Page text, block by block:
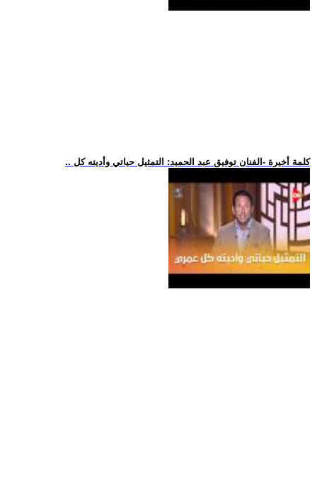
.. كلمة أخيرة -الفنان توفيق عبد الحميد: التمثيل حياتي وأديته كل